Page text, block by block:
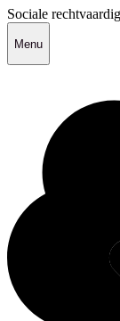
Sociale
Menu